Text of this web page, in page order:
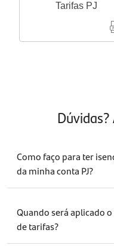
Tarifas PJ
Como faço para ter
da minha conta PJ?
automático na sua
100% de isenção.
A regra é simples, paga
Quando será aplicado
de tarifas?